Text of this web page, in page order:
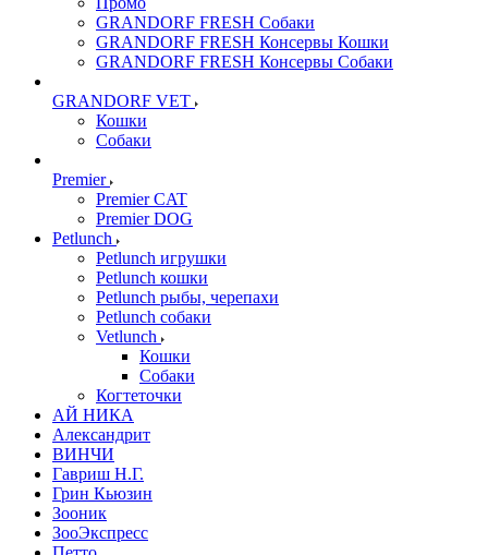
GRANDORF FRESH Собаки
GRANDORF FRESH Консервы Кошки
GRANDORF FRESH Консервы Собаки
GRANDORF VET
Кошки
Собаки
Premier
Premier CAT
Premier DOG
Petlunch
Petlunch игрушки
Petlunch кошки
Petlunch рыбы, черепахи
Petlunch собаки
Vetlunch
Кошки
Собаки
Когтеточки
АЙ НИКА
Александрит
ВИНЧИ
Гавриш Н.Г.
Грин Кьюзин
Зооник
ЗооЭкспресс